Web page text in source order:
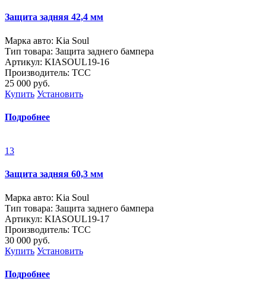
Защита задняя 42,4 мм
Марка авто: Kia Soul
Тип товара: Защита заднего бампера
Артикул: KIASOUL19-16
Производитель: ТСС
25 000 руб.
Купить Установить
Подробнее
13
Защита задняя 60,3 мм
Марка авто: Kia Soul
Тип товара: Защита заднего бампера
Артикул: KIASOUL19-17
Производитель: ТСС
30 000 руб.
Купить Установить
Подробнее